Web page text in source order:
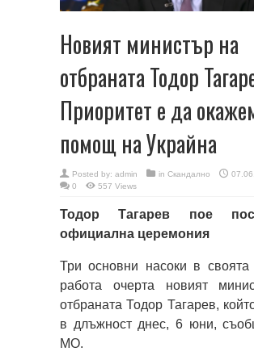
Новият министър на
отбраната Тодор
Приоритет е да
помощ на Украйна
Posted by: admin in Скандално
0
557 Views
Тодор Тагарев пое
официална церемония
Три основни насоки в
работа очерта новият
отбраната Тодор Тагарев,
в длъжност днес, 6 юни,
МО.